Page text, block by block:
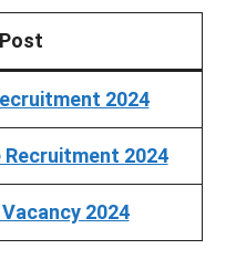
2024
Recruitment 2024
2024